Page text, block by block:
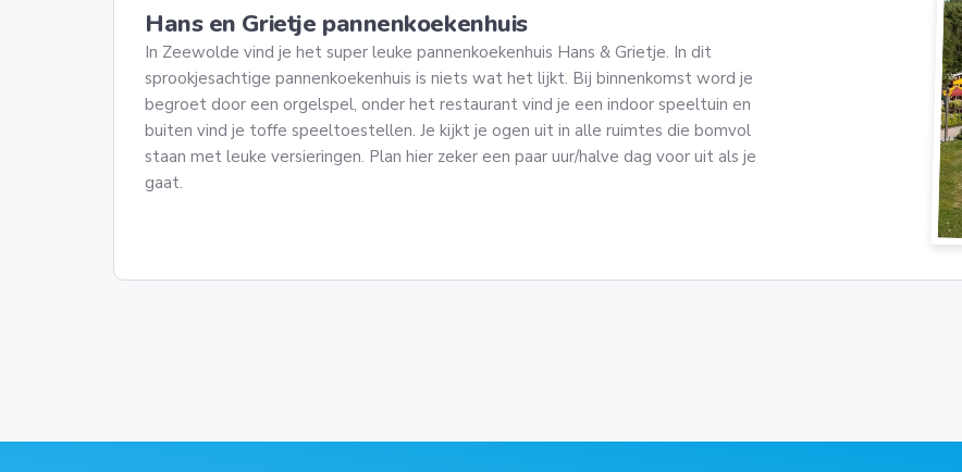
Hans en Grietje pannenkoekenhuis
In Zeewolde vind je het super leuke pannenkoekenhuis Hans & Grietje. In dit
sprookjesachtige pannenkoekenhuis is niets wat het lijkt. Bij binnenkomst word je
begroet door een orgelspel, onder het restaurant vind je een indoor speeltuin en
buiten vind je toffe speeltoestellen. Je kijkt je ogen uit in alle ruimtes die bomvol
staan met leuke versieringen. Plan hier zeker een paar uur/halve dag voor uit als je
gaat.